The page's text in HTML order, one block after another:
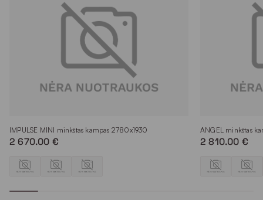
IMPULSE MINI minkštas kampas 2780x1930
2 670.00 €
ANGEL minkštas
2 810.00 €